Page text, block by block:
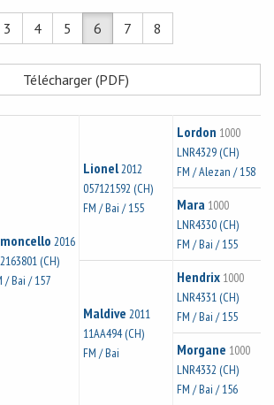
3 4 5 6 7 8
Télécharger (PDF)
2016
(CH)
/ Bai / 157
Lionel2012
057121592 (CH)
FM / Bai / 155
Lordon 1000
LNR4329 (CH)
FM / Alezan / 158
Mara 1000
LNR4330 (CH)
FM / Bai / 155
Maldive 2011
11AA494 (CH)
FM / Bai
Hendrix 1000
LNR4331 (CH)
FM / Bai / 155
Morgane 1000
LNR4332 (CH)
FM / Bai / 156